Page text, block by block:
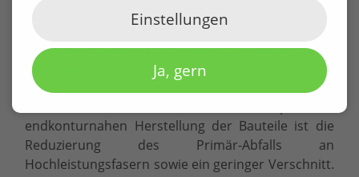
Verbundkonsortiums war. Damit wird es möglich
bauteilspezifische Halbzeuge und komplexe
Preformstrukturen direkt von der Textilmaschine
zu fertigen.
endkonturnahen Herstellung der Bauteile ist die
Reduzierung des Primär-Abfalls an
Hochleistungsfasern sowie ein geringer Verschnitt.
Einstellungen
Ja, gern